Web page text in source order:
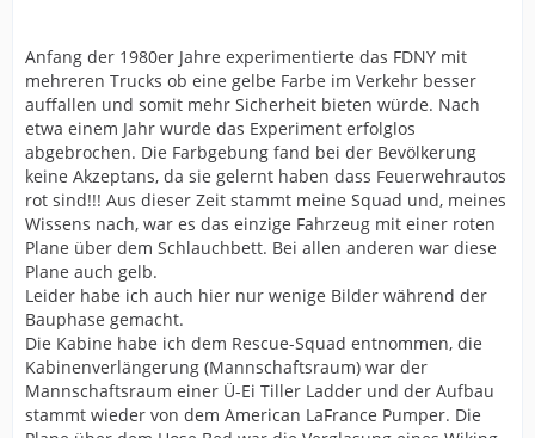
Anfang der 1980er Jahre experimentierte das FDNY mit
mehreren Trucks ob eine gelbe Farbe im Verkehr besser
auffallen und somit mehr Sicherheit bieten würde. Nach
etwa einem Jahr wurde das Experiment erfolglos
abgebrochen. Die Farbgebung fand bei der Bevölkerung
keine Akzeptans, da sie gelernt haben dass Feuerwehrautos
rot sind!!! Aus dieser Zeit stammt meine Squad und, meines
Wissens nach, war es das einzige Fahrzeug mit einer roten
Plane über dem Schlauchbett. Bei allen anderen war diese
Plane auch gelb.
Leider habe ich auch hier nur wenige Bilder während der
Bauphase gemacht.
Die Kabine habe ich dem Rescue-Squad entnommen, die
Kabinenverlängerung (Mannschaftsraum) war der
Mannschaftsraum einer Ü-Ei Tiller Ladder und der Aufbau
stammt wieder von dem American LaFrance Pumper. Die